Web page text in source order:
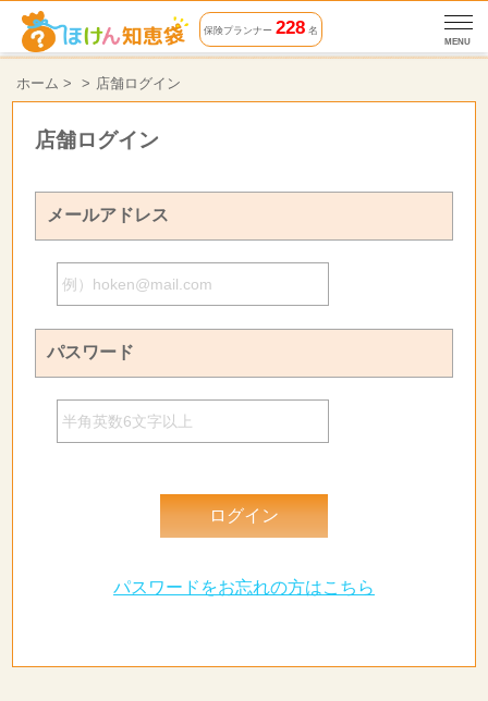
保険プランナー228 名
MENU
ホーム > 店舗ログイン
店舗ログイン
メールアドレス
パスワード
パスワードをお忘れの方はこちら